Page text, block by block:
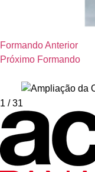
Formando Anterior
Próximo Formando
1 / 31